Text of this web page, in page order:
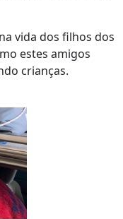
vida dos filhos dos
estes amigos
crianças.